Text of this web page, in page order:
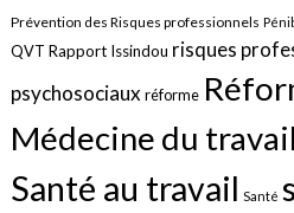
Prévention des Risques professionnels
QVT Rapport Issindou risques
psychosociaux réforme
Médecine du travail
Santé au travail Santé